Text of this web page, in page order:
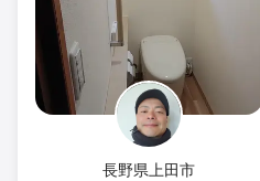
長野県上田市